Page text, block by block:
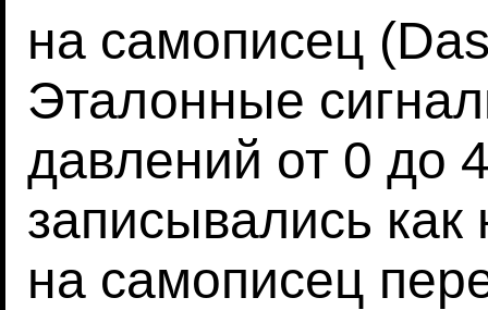
на самописец
Эталонные
давлений от 0 до
записывались
на самописец